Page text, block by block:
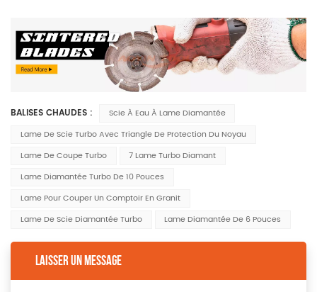
BALISES CHAUDES :
Scie À Eau À Lame Diamantée
Lame De Scie Turbo Avec Triangle De Protection Du Noyau
Lame De Coupe Turbo
7 Lame Turbo Diamant
Lame Diamantée Turbo De 10 Pouces
Lame Pour Couper Un Comptoir En Granit
Lame De Scie Diamantée Turbo
Lame Diamantée De 6 Pouces
LAISSER UN MESSAGE